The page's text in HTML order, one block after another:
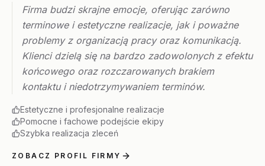
Firma budzi skrajne emocje, oferując zarówno
terminowe i estetyczne realizacje, jak i poważne
problemy z organizacją pracy oraz komunikacją.
Klienci dzielą się na bardzo zadowolonych z efektu
końcowego oraz rozczarowanych brakiem
kontaktu i niedotrzymywaniem terminów.
Estetyczne i profesjonalne realizacje
Pomocne i fachowe podejście ekipy
Szybka realizacja zleceń
ZOBACZ PROFIL FIRMY